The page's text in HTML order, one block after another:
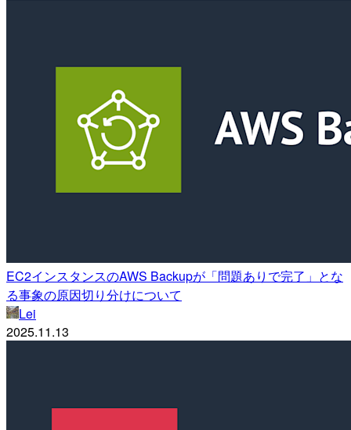
EC2インスタンスのAWS Backupが「問題ありで完了」とな
る事象の原因切り分けについて
Lei
2025.11.13